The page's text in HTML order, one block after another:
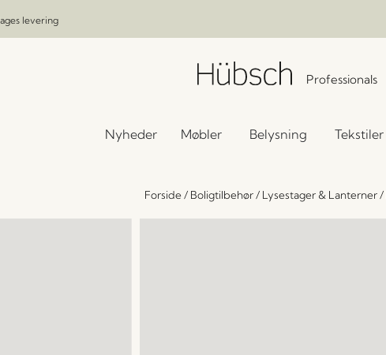
levering
Professionals
Nyheder Møbler Belysning Tekstiler
Forside/ Boligtilbehør/ Lysestager & Lanterner/